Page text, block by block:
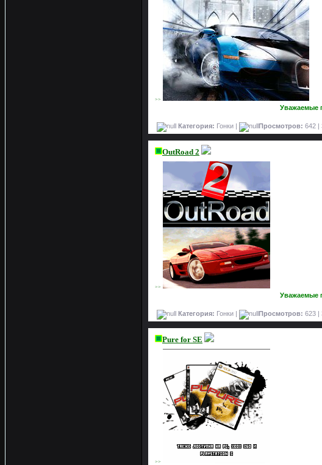
>>
Уважаемые
Категория: Гонки | Просмотров: 642 |
OutRoad 2
>>
Уважаемые
Категория: Гонки | Просмотров: 623 |
Pure for SE
>>